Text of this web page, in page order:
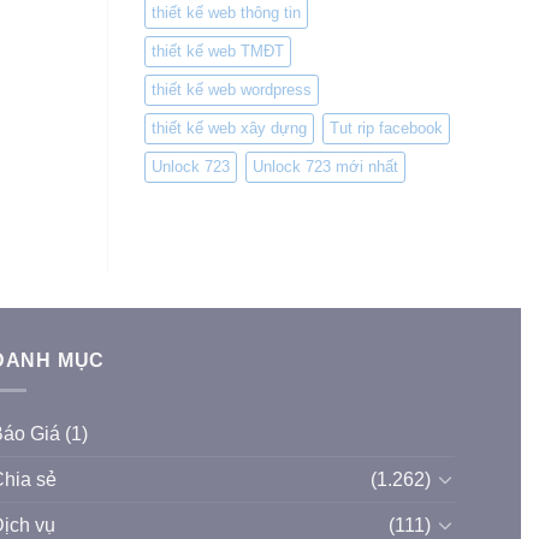
thiết kế web thông tin
thiết kế web TMĐT
thiết kế web wordpress
thiết kế web xây dựng Tut rip facebook
Unlock 723 Unlock 723 mới nhất
MỤC
Giá (1)
sẻ (1.262)
vụ (111)